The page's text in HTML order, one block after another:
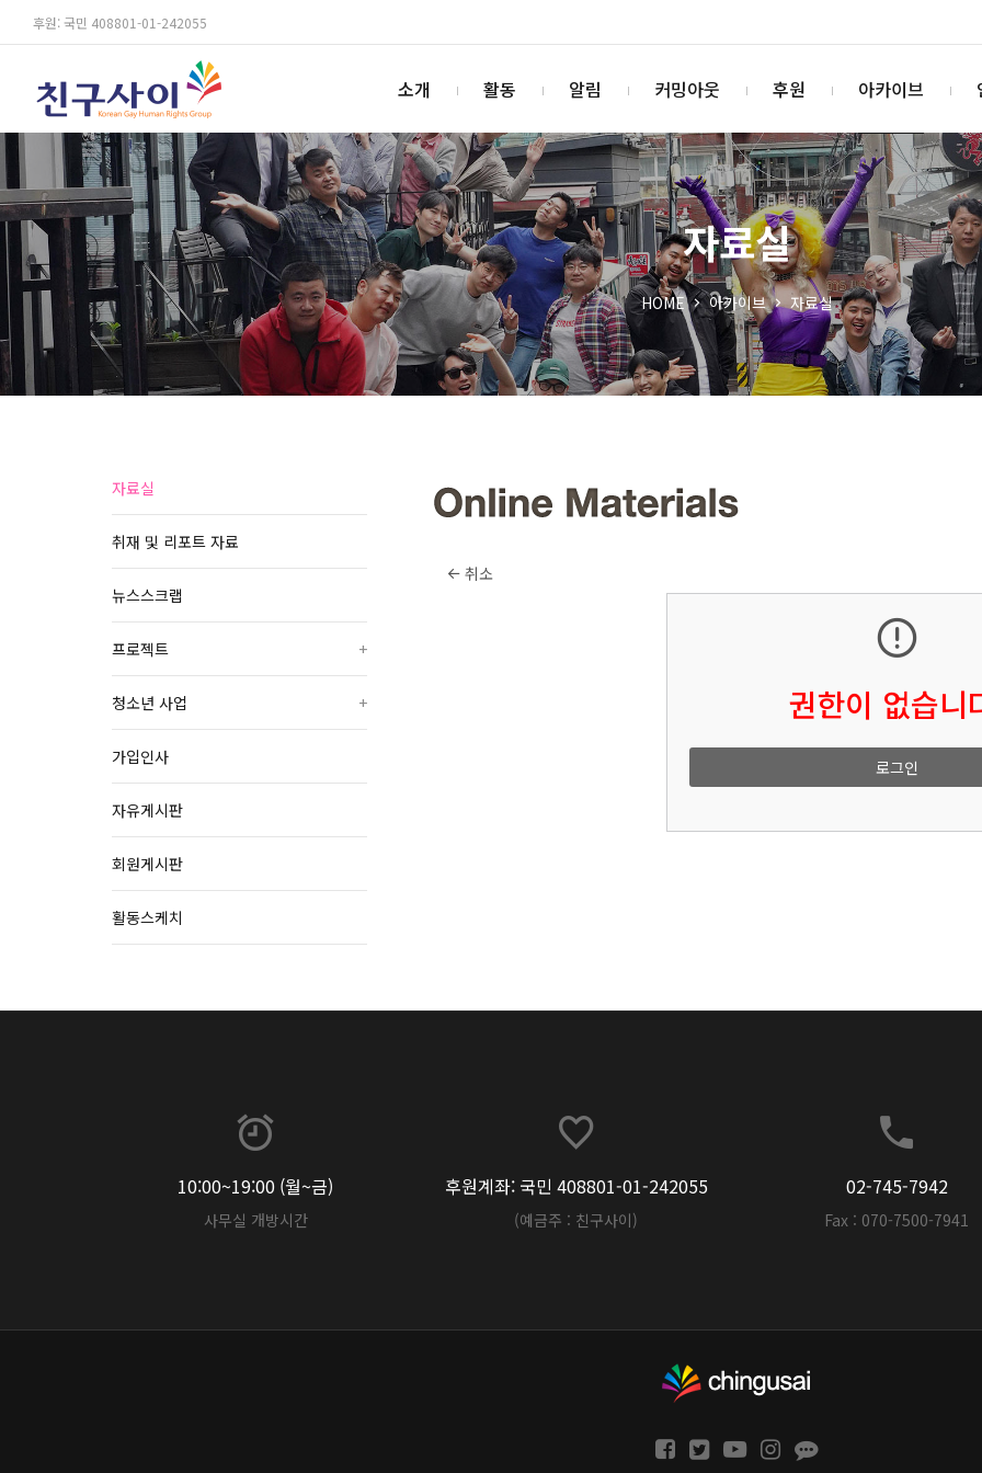
후원: 국민 408801-01-242055
소개 활동 알림 커밍아웃 후원 아카이브
자료실
HOME 아카이브 자료실
자료실
취재 및 리포트 자료
뉴스스크랩
프로젝트 +
청소년 사업 +
가입인사
자유게시판
회원게시판
활동스케치
취소
권한이 없습니
로그인
10:00~19:00 (월~금)
사무실 개방시간
후원계좌: 국민 408801-01-242055
(예금주 : 친구사이)
02-745-7942
Fax : 070-7500-7941